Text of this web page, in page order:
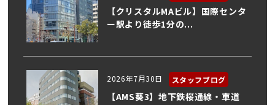
【クリスタルMAビル】国際センタ
ー駅より徒歩1分の...
2026年7月30日 スタッフブログ
【AMS葵3】地下鉄桜通線・車道